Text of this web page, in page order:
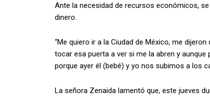
Ante la necesidad de recursos económicos,
dinero.
“Me quiero ir a la Ciudad de México, me
tocar esa puerta a ver si me la abren y
porque ayer él (bebé) y yo nos subimos a los
La señora Zenaida lamentó que, este jueves